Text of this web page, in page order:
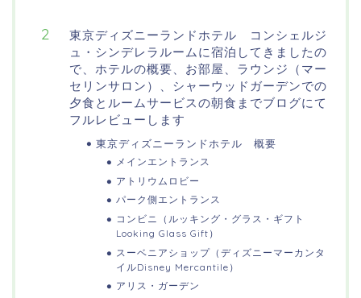
東京ディズニーランドホテル コンシェルジ
ュ・シンデレラルームに宿泊してきましたの
で、ホテルの概要、お部屋、ラウンジ（マー
セリンサロン）、シャーウッドガーデンでの
夕食とルームサービスの朝食までブログにて
フルレビューします
東京ディズニーランドホテル 概要
メインエントランス
アトリウムロビー
パーク側エントランス
コンビニ（ルッキング・グラス・ギフト
Looking Glass Gift）
スーベニアショップ（ディズニーマーカンタ
イルDisney Mercantile）
アリス・ガーデン